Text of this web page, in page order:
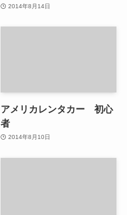
2014年8月14日
アメリカレンタカー 初心
者
2014年8月10日